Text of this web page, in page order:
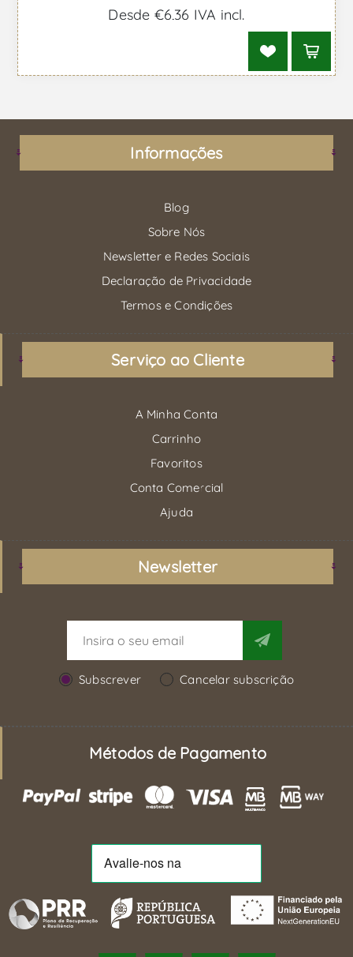
Desde €6,36 IVA incl.
Informações
Blog
Sobre Nós
Newsletter e Redes Sociais
Declaração de Privacidade
Termos e Condições
Serviço ao Cliente
A Minha Conta
Carrinho
Favoritos
Conta Comercial
Ajuda
Newsletter
Subscrever Cancelar subscrição
Métodos de Pagamento